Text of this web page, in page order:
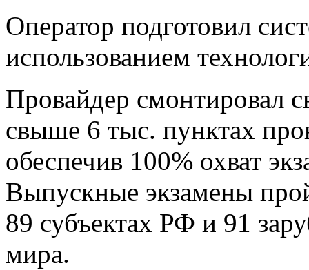
Оператор подготовил
использованием
Провайдер смонтировал
свыше 6 тыс. пунктах
обеспечив 100% охват
Выпускные экзамены
89 субъектах РФ и 91
мира.